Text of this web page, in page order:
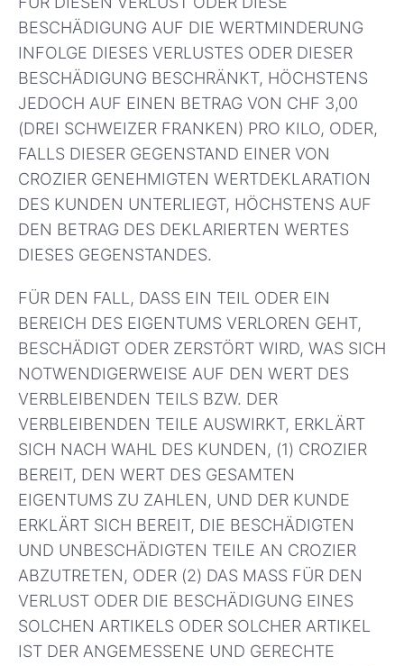
BESCHÄDIGUNG AUF DIE WERTMINDERUNG
INFOLGE DIESES VERLUSTES ODER DIESER
BESCHÄDIGUNG BESCHRÄNKT, HÖCHSTENS
JEDOCH AUF EINEN BETRAG VON CHF 3,00
(DREI SCHWEIZER FRANKEN) PRO KILO, ODER,
FALLS DIESER GEGENSTAND EINER VON
CROZIER GENEHMIGTEN WERTDEKLARATION
DES KUNDEN UNTERLIEGT, HÖCHSTENS AUF
DEN BETRAG DES DEKLARIERTEN WERTES
DIESES GEGENSTANDES.
FÜR DEN FALL, DASS EIN TEIL ODER EIN
BEREICH DES EIGENTUMS VERLOREN GEHT,
BESCHÄDIGT ODER ZERSTÖRT WIRD, WAS SICH
NOTWENDIGERWEISE AUF DEN WERT DES
VERBLEIBENDEN TEILS BZW. DER
VERBLEIBENDEN TEILE AUSWIRKT, ERKLÄRT
SICH NACH WAHL DES KUNDEN, (1) CROZIER
BEREIT, DEN WERT DES GESAMTEN
EIGENTUMS ZU ZAHLEN, UND DER KUNDE
ERKLÄRT SICH BEREIT, DIE BESCHÄDIGTEN
UND UNBESCHÄDIGTEN TEILE AN CROZIER
ABZUTRETEN, ODER (2) DAS MASS FÜR DEN
VERLUST ODER DIE BESCHÄDIGUNG EINES
SOLCHEN ARTIKELS ODER SOLCHER ARTIKEL
IST DER ANGEMESSENE UND GERECHTE